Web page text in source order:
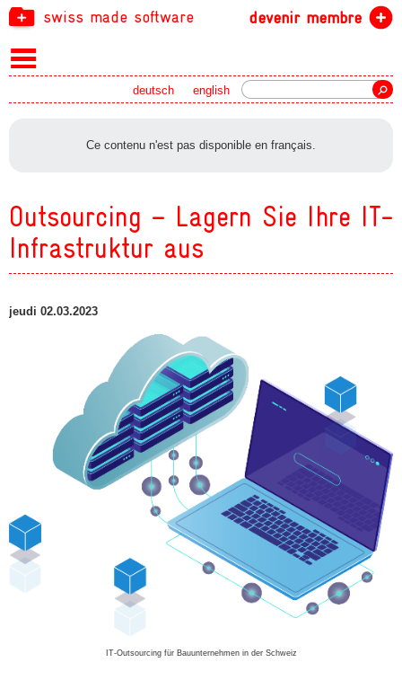
swiss made software devenir membre
english
deutsch
Ce contenu n'est pas disponible en français.
Outsourcing – Lagern Sie Ihre IT-
Infrastruktur aus
jeudi 02.03.2023
IT-Outsourcing für Bauunternehmen in der Schweiz